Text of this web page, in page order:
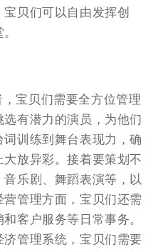
贝们可以自由发挥创
宝贝们需要全方位管理
有潜力的演员，为他们
训练到舞台表现力，确
放异彩。接着要策划不
乐剧、舞蹈表演等，以
管理方面，宝贝们还需
客户服务等日常事务。
管理系统，宝贝们需要